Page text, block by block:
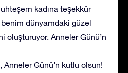
kadına teşekkür
dünyamdaki güzel
oluşturuyor. Anneler Günü’n
Günü’n kutlu olsun!